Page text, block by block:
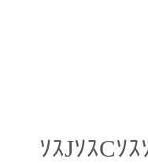
ｿｽJｿｽCｿ